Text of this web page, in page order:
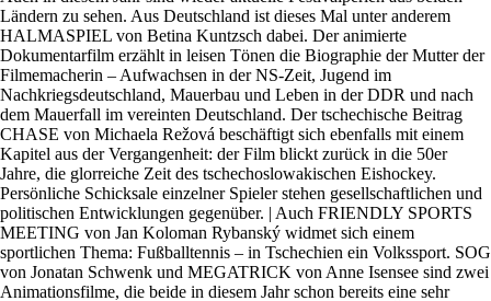
Ländern zu sehen. Aus Deutschland ist dieses Mal unter anderem
HALMASPIEL von Betina Kuntzsch dabei. Der animierte
Dokumentarfilm erzählt in leisen Tönen die Biographie der Mutter der
Filmemacherin – Aufwachsen in der NS-Zeit, Jugend im
Nachkriegsdeutschland, Mauerbau und Leben in der DDR und nach
dem Mauerfall im vereinten Deutschland. Der tschechische Beitrag
CHASE von Michaela Režová beschäftigt sich ebenfalls mit einem
Kapitel aus der Vergangenheit: der Film blickt zurück in die 50er
Jahre, die glorreiche Zeit des tschechoslowakischen Eishockey.
Persönliche Schicksale einzelner Spieler stehen gesellschaftlichen und
politischen Entwicklungen gegenüber. | Auch FRIENDLY SPORTS
MEETING von Jan Koloman Rybanský widmet sich einem
sportlichen Thema: Fußballtennis – in Tschechien ein Volkssport. SOG
von Jonatan Schwenk und MEGATRICK von Anne Isensee sind zwei
Animationsfilme, die beide in diesem Jahr schon bereits eine sehr